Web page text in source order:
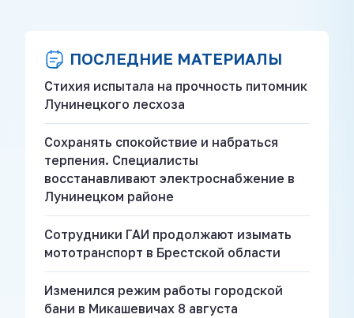
ПОСЛЕДНИЕ МАТЕРИАЛЫ
Стихия испытала на прочность питомник
Лунинецкого лесхоза
Сохранять спокойствие и набраться
терпения. Специалисты
восстанавливают электроснабжение в
Лунинецком районе
Сотрудники ГАИ продолжают изымать
мототранспорт в Брестской области
Изменился режим работы городской
бани в Микашевичах 8 августа